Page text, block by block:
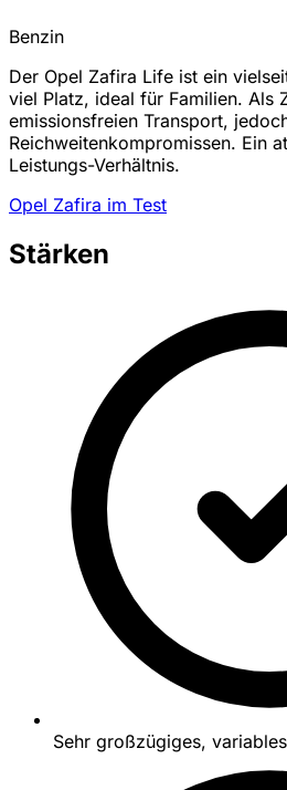
Benzin
Der Opel Zafira Life ist ein
viel Platz, ideal für Familien. Als
emissionsfreien Transport,
Reichweitenkompromissen. Ein
Leistungs-Verhältnis.
Opel Zafira im Test
Stärken
Sehr großzügiges,